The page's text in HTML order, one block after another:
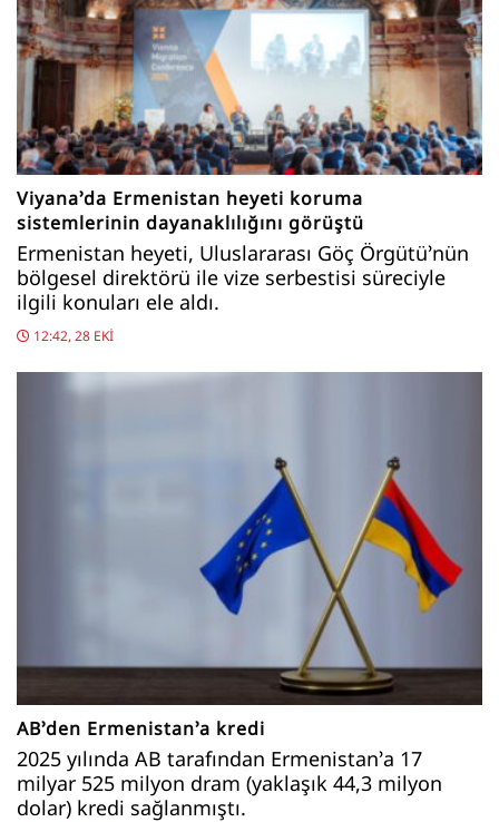
Viyana’da Ermenistan heyeti koruma
sistemlerinin dayanaklılığını görüştü
Ermenistan heyeti, Uluslararası Göç Örgütü’nün
bölgesel direktörü ile vize serbestisi süreciyle
ilgili konuları ele aldı.
12:42, 28 EKI
AB’den Ermenistan’a kredi
2025 yılında AB tarafından Ermenistan’a 17
milyar 525 milyon dram (yaklaşık 44,3 milyon
dolar) kredi sağlanmıştı.